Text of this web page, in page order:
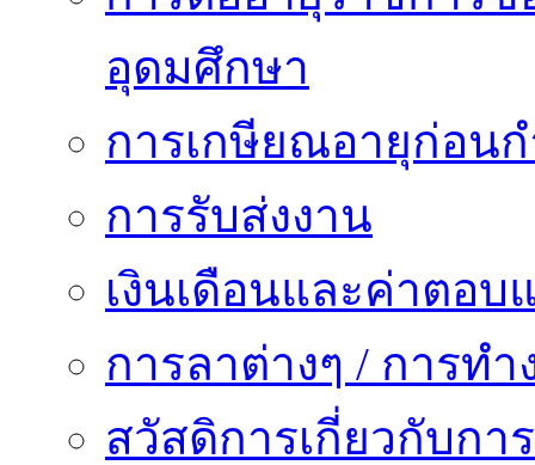
อุดมศึกษา
การเกษียณอายุก่อน
การรับส่งงาน
เงินเดือนและค่าตอบ
การลาต่างๆ / การทำ
สวัสดิการเกี่ยวกับกา